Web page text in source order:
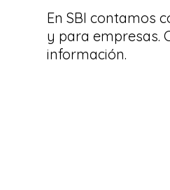
En SBI contamos
y para empresas.
información.